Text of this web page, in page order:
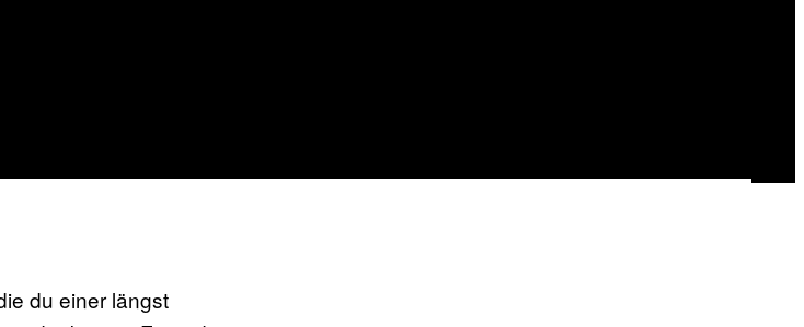
du einer längst